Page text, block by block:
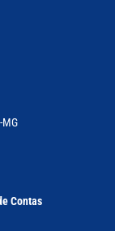
MG
Contas